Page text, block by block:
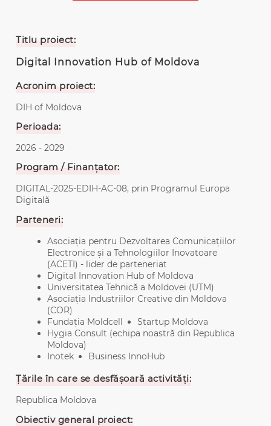
Titlu proiect:
Digital Innovation Hub of Moldova
Acronim proiect:
DIH of Moldova
Perioada:
2026 - 2029
Program / Finanțator:
DIGITAL-2025-EDIH-AC-08, prin Programul Europa
Digitală
Parteneri:
Asociația pentru Dezvoltarea Comunicațiilor
Electronice și a Tehnologiilor Inovatoare
(ACETI) - lider de parteneriat
Digital Innovation Hub of Moldova
Universitatea Tehnică a Moldovei (UTM)
Asociația Industriilor Creative din Moldova
(COR)
Fundația Moldcell
Startup Moldova
Hygia Consult (echipa noastră din Republica
Moldova)
Inotek
Business InnoHub
Țările în care se desfășoară activități:
Republica Moldova
Obiectiv general proiect: